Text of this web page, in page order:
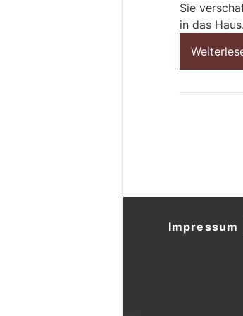
Sie
in das Haus.
Impressum